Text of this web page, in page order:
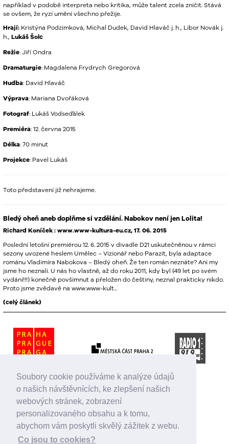
Soubory cookie používáme k analýze údajů
o našich návštěvnících, ke zlepšení našich
webových stránek, zobrazení
personalizovaného obsahu a k tomu,
abychom vám poskytli skvělý zážitek z webu.
Co jsou to cookies?
například v podobě interpreta nebo kritika, může talent zcela zničit. Stává
se ovšem, že ryzí umění všechno přežije.
Hrají: Kristýna Podzimková, Michal Dudek, David Hlaváč j. h., Libor Novák j.
h., Lukáš Šolc
Režie: Jiří Ondra
Dramaturgie: Magdalena Frydrych Gregorová
Hudba: David Hlaváč
Výprava: Mariana Dvořáková
Fotograf: Lukáš Vodseďálek
Premiéra: 12. června 2015
Délka: 70 minut
Projekce: Pavel Lukáš
Toto představení již nehrajeme.
Bledý oheň aneb doplňme si vzdělání. Nabokov není jen Lolita!
Richard Koníček : www.www-kultura-eu.cz, 17. 06. 2015
Poslední letošní premiérou 12. 6. 2015 v divadle D21 uskutečněnou v rámci
sezony uvozené heslem Umělec – Vizionář nebo Parazit, byla adaptace
románu Vladimíra Nabokova – Bledý oheň. Že ten román neznáte? Ani my
jsme ho neznali. U nás ho vlastně, až do roku 2011, kdy byl (49 let po svém
vydání!!!) konečně povšimnut a přeložen do češtiny, neznal prakticky nikdo.
Proto jsme zvědavě na www.www-kult...
(celý článek)